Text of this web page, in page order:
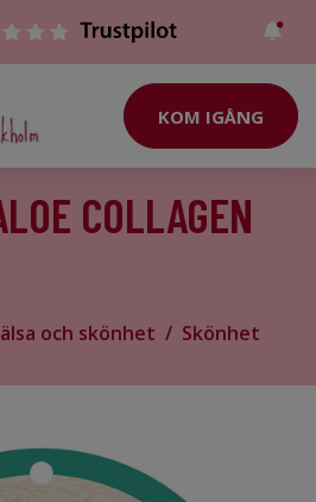
KOM IGÅNG
COLLAGEN
och skönhet Skönhet